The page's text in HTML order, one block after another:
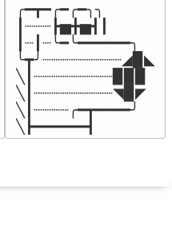
╭━┳━╭━╭━╮╮
┃┈┈┈┣▅╋▅┫┃
┃┈┃┈╰━╰━━━━━━╮
╰┳╯┈┈┈┈┈┈┈┈┈◢▉◣
╲┃┈┈┈┈┈┈┈┈┈▉▉▉
╲┃┈┈┈┈┈┈┈┈┈◥▉◤
╲┃┈┈┈┈╭━┳━━━━╯
╲┣━━━━━━┫﻿